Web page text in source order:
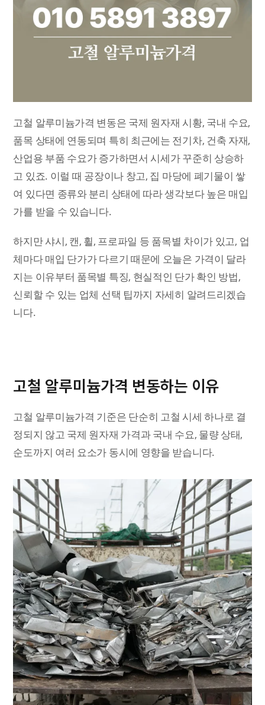
고철 알루미늄가격 변동은 국제 원자재 시황, 국내 수요,
품목 상태에 연동되며 특히 최근에는 전기차, 건축 자재,
산업용 부품 수요가 증가하면서 시세가 꾸준히 상승하
고 있죠. 이럴 때 공장이나 창고, 집 마당에 폐기물이 쌓
여 있다면 종류와 분리 상태에 따라 생각보다 높은 매입
가를 받을 수 있습니다.
하지만 샤시, 캔, 휠, 프로파일 등 품목별 차이가 있고, 업
체마다 매입 단가가 다르기 때문에 오늘은 가격이 달라
지는 이유부터 품목별 특징, 현실적인 단가 확인 방법,
신뢰할 수 있는 업체 선택 팁까지 자세히 알려드리겠습
니다.
고철 알루미늄가격 변동하는 이유
고철 알루미늄가격 기준은 단순히 고철 시세 하나로 결
정되지 않고 국제 원자재 가격과 국내 수요, 물량 상태,
순도까지 여러 요소가 동시에 영향을 받습니다.